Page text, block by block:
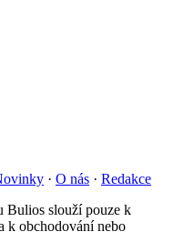
· O nás · Redakce
Bulios slouží pouze k
k obchodování nebo